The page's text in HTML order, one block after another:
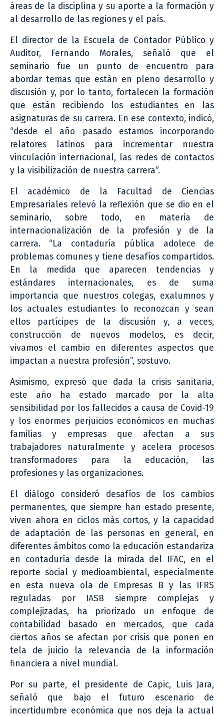
áreas de la disciplina y su aporte a la formación y
al desarrollo de las regiones y el país.
El director de la Escuela de Contador Público y
Auditor, Fernando Morales, señaló que el
seminario fue un punto de encuentro para
abordar temas que están en pleno desarrollo y
discusión y, por lo tanto, fortalecen la formación
que están recibiendo los estudiantes en las
asignaturas de su carrera. En ese contexto, indicó,
“desde el año pasado estamos incorporando
relatores latinos para incrementar nuestra
vinculación internacional, las redes de contactos
y la visibilización de nuestra carrera”.
El académico de la Facultad de Ciencias
Empresariales relevó la reflexión que se dio en el
seminario, sobre todo, en materia de
internacionalización de la profesión y de la
carrera. “La contaduría pública adolece de
problemas comunes y tiene desafíos compartidos.
En la medida que aparecen tendencias y
estándares internacionales, es de suma
importancia que nuestros colegas, exalumnos y
los actuales estudiantes lo reconozcan y sean
ellos partícipes de la discusión y, a veces,
construcción de nuevos modelos, es decir,
vivamos el cambio en diferentes aspectos que
impactan a nuestra profesión”, sostuvo.
Asimismo, expresó que dada la crisis sanitaria,
este año ha estado marcado por la alta
sensibilidad por los fallecidos a causa de Covid-19
y los enormes perjuicios económicos en muchas
familias y empresas que afectan a sus
trabajadores naturalmente y acelera procesos
transformadores para la educación, las
profesiones y las organizaciones.
El diálogo consideró desafíos de los cambios
permanentes, que siempre han estado presente,
viven ahora en ciclos más cortos, y la capacidad
de adaptación de las personas en general, en
diferentes ámbitos como la educación estandariza
en contaduría desde la mirada del IFAC, en el
reporte social y medioambiental, especialmente
en esta nueva ola de Empresas B y las IFRS
reguladas por IASB siempre complejas y
complejizadas, ha priorizado un enfoque de
contabilidad basado en mercados, que cada
ciertos años se afectan por crisis que ponen en
tela de juicio la relevancia de la información
financiera a nivel mundial.
Por su parte, el presidente de Capic, Luis Jara,
señaló que bajo el futuro escenario de
incertidumbre económica que nos deja la actual